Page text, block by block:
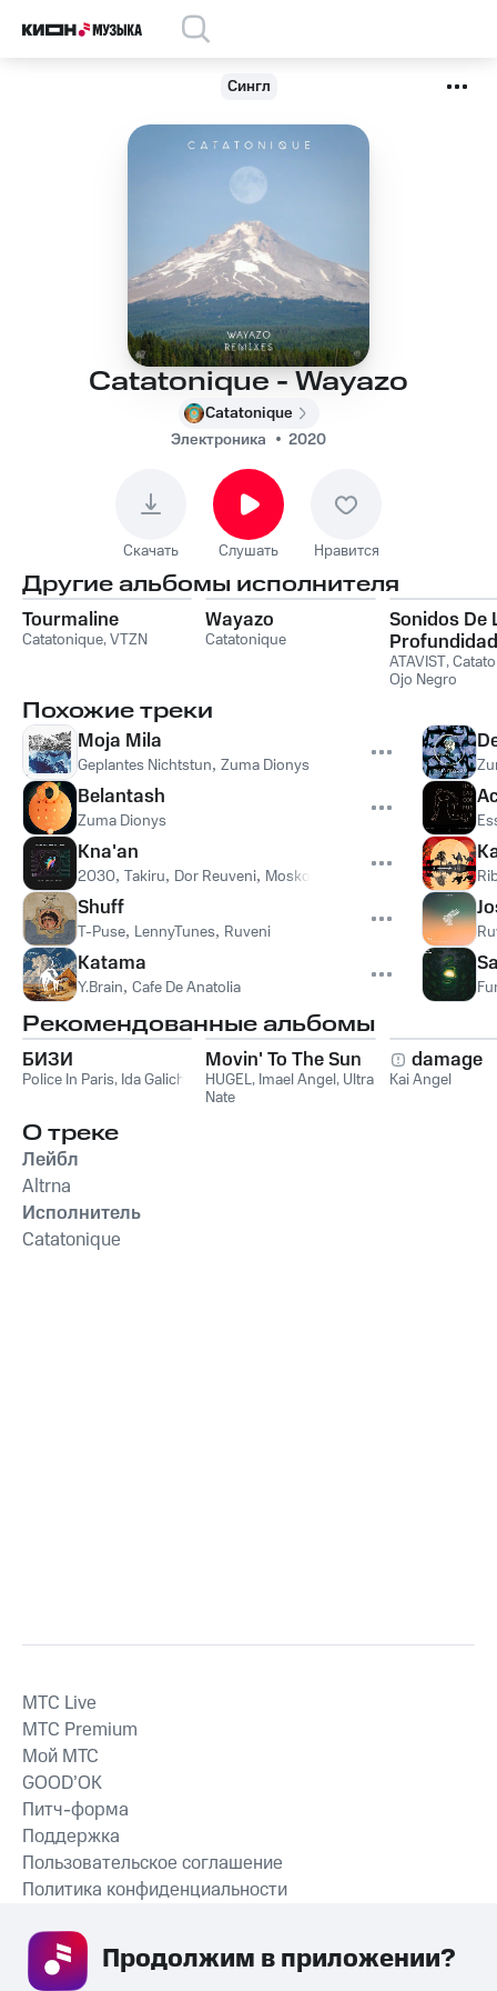
Сингл
Catatonique - Wayazo
Catatonique
Электроника
2020
Скачать Слушать Нравится
Другие альбомы исполнителя
Tourmaline
Catatonique,VTZN
Wayazo
Catatonique
Sonidos De
II
ATAVIST,
Ojo Negro
Похожие треки
Moja Mila
Geplantes Nichtstun, Zuma Dionys
Belantash
Zuma Dionys
Kna'an
2030, Takiru, Dor Reuveni, Mosko (IL)
Shuff
T-Puse, LennyTunes, Ruveni
Katama
Y.Brain, Cafe De Anatolia
Рекомендованные альбомы
БИЗИ
Police In Paris, Ida Galich
Movin' To The Sun
HUGEL, Imael Angel, Ultra
Nate
damage
Kai Angel
О треке
Лейбл
Altrna
Исполнитель
Catatonique
СКАЧАТЬ ПРИЛОЖЕНИЕ
MTС Live
MTС Premium
Мой МТС
GOOD’OK
Питч-форма
Поддержка
Пользовательское соглашение
Политика конфиденциальности